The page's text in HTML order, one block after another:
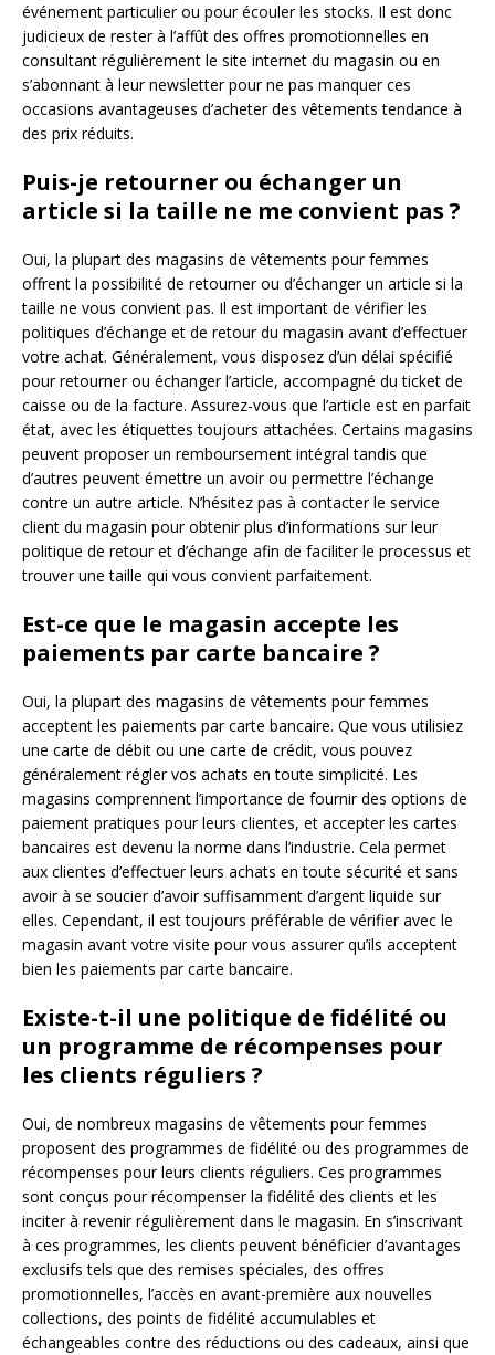
événement particulier ou pour écouler les stocks. Il est donc
judicieux de rester à l’affût des offres promotionnelles en
consultant régulièrement le site internet du magasin ou en
s’abonnant à leur newsletter pour ne pas manquer ces
occasions avantageuses d’acheter des vêtements tendance à
des prix réduits.
Puis-je retourner ou échanger un
article si la taille ne me convient pas ?
Oui, la plupart des magasins de vêtements pour femmes
offrent la possibilité de retourner ou d’échanger un article si la
taille ne vous convient pas. Il est important de vérifier les
politiques d’échange et de retour du magasin avant d’effectuer
votre achat. Généralement, vous disposez d’un délai spécifié
pour retourner ou échanger l’article, accompagné du ticket de
caisse ou de la facture. Assurez-vous que l’article est en parfait
état, avec les étiquettes toujours attachées. Certains magasins
peuvent proposer un remboursement intégral tandis que
d’autres peuvent émettre un avoir ou permettre l’échange
contre un autre article. N’hésitez pas à contacter le service
client du magasin pour obtenir plus d’informations sur leur
politique de retour et d’échange afin de faciliter le processus et
trouver une taille qui vous convient parfaitement.
Est-ce que le magasin accepte les
paiements par carte bancaire ?
Oui, la plupart des magasins de vêtements pour femmes
acceptent les paiements par carte bancaire. Que vous utilisiez
une carte de débit ou une carte de crédit, vous pouvez
généralement régler vos achats en toute simplicité. Les
magasins comprennent l’importance de fournir des options de
paiement pratiques pour leurs clientes, et accepter les cartes
bancaires est devenu la norme dans l’industrie. Cela permet
aux clientes d’effectuer leurs achats en toute sécurité et sans
avoir à se soucier d’avoir suffisamment d’argent liquide sur
elles. Cependant, il est toujours préférable de vérifier avec le
magasin avant votre visite pour vous assurer qu’ils acceptent
bien les paiements par carte bancaire.
Existe-t-il une politique de fidélité ou
un programme de récompenses pour
les clients réguliers ?
Oui, de nombreux magasins de vêtements pour femmes
proposent des programmes de fidélité ou des programmes de
récompenses pour leurs clients réguliers. Ces programmes
sont conçus pour récompenser la fidélité des clients et les
inciter à revenir régulièrement dans le magasin. En s’inscrivant
à ces programmes, les clients peuvent bénéficier d’avantages
exclusifs tels que des remises spéciales, des offres
promotionnelles, l’accès en avant-première aux nouvelles
collections, des points de fidélité accumulables et
échangeables contre des réductions ou des cadeaux, ainsi que